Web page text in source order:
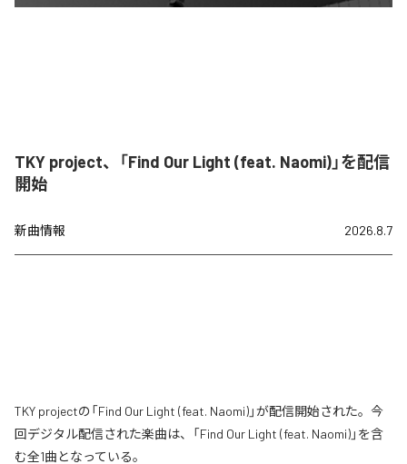
TKY project、「Find Our Light (feat. Naomi)」を配信
開始
新曲情報 2026.8.7
TKY projectの「Find Our Light (feat. Naomi)」が配信開始された。今
回デジタル配信された楽曲は、「Find Our Light (feat. Naomi)」を含
む全1曲となっている。